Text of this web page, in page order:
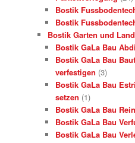
Bostik
Bostik
Bostik Garten und
Bostik GaLa Bau
Bostik GaLa Bau
verfestigen (3)
Bostik GaLa Bau
setzen (1)
Bostik GaLa Bau
Bostik GaLa Bau
Bostik GaLa Bau